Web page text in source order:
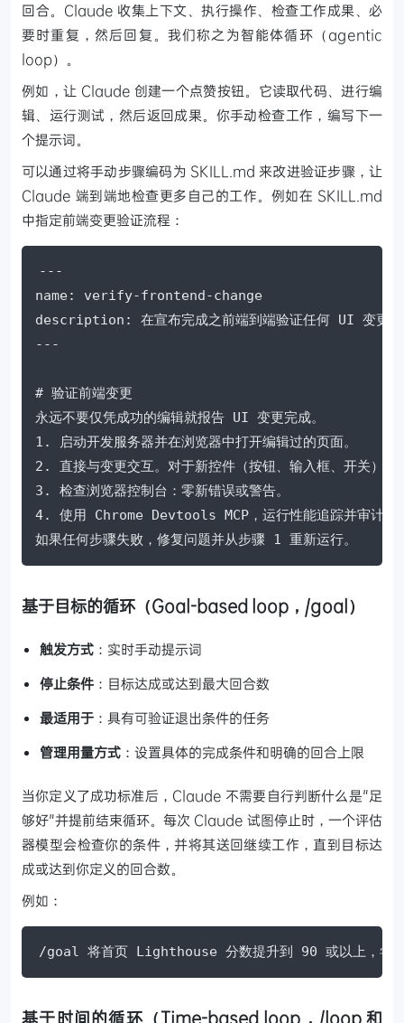
回合。Claude 收集上下文、执行操作、检查工作成果、必
要时重复，然后回复。我们称之为智能体循环（agentic
loop）。
例如，让 Claude 创建一个点赞按钮。它读取代码、进行编
辑、运行测试，然后返回成果。你手动检查工作，编写下一
个提示词。
可以通过将手动步骤编码为 SKILL.md 来改进验证步骤，让
Claude 端到端地检查更多自己的工作。例如在 SKILL.md
中指定前端变更验证流程：
---
name: verify-frontend-change
description: 在宣布完成之前端到端验证任何 UI 变更。
---
# 验证前端变更
永远不要仅凭成功的编辑就报告 UI 变更完成。
1. 启动开发服务器并在浏览器中打开编辑过的页面。
2. 直接与变更交互。对于新控件（按钮、输入框、开关）：
3. 检查浏览器控制台：零新错误或警告。
4. 使用 Chrome Devtools MCP，运行性能追踪并审计
如果任何步骤失败，修复问题并从步骤 1 重新运行。
基于目标的循环（Goal-based loop，/goal）
触发方式 ：实时手动提示词
停止条件 ：目标达成或达到最大回合数
最适用于 ：具有可验证退出条件的任务
管理用量方式 ：设置具体的完成条件和明确的回合上限
当你定义了成功标准后，Claude 不需要自行判断什么是"足
够好"并提前结束循环。每次 Claude 试图停止时，一个评估
器模型会检查你的条件，并将其送回继续工作，直到目标达
成或达到你定义的回合数。
例如：
/goal 将首页 Lighthouse 分数提升到 90 或以上，尝
基于时间的循环（Time-based loop，/loop 和